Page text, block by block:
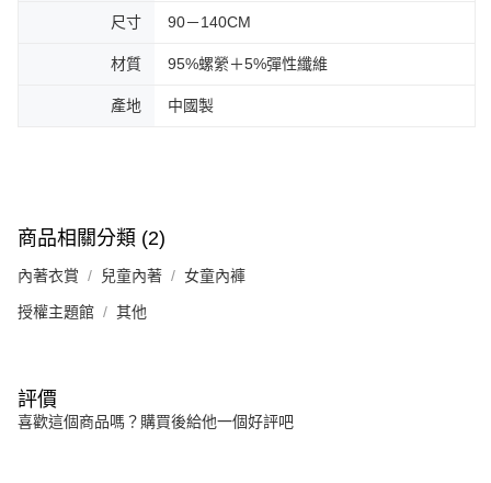
尺寸 90－140CM
材質 95%螺縈＋5%彈性纖維
產地 中國製
商品相關分類 (2)
內著衣賞 兒童內著 女童內褲
授權主題館 其他
評價
喜歡這個商品嗎？購買後給他一個好評吧